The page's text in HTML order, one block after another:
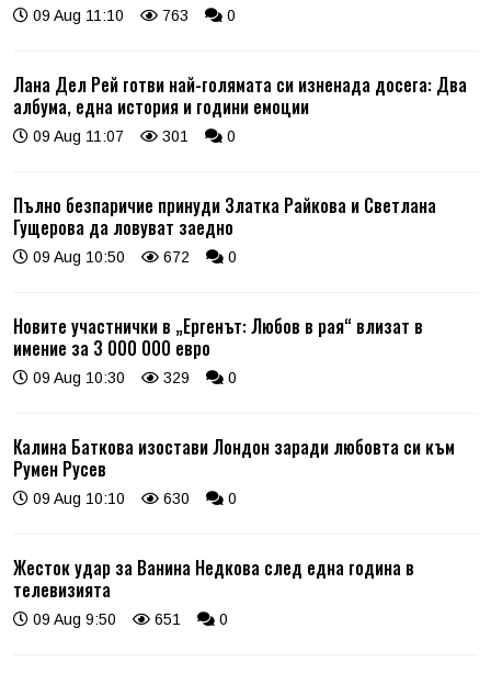
09 Aug 11:10 763 0
Лана Дел Рей готви най-голямата си изненада досега: Два
албума, една история и години емоции
09 Aug 11:07 301 0
Пълно безпаричие принуди Златка Райкова и Светлана
Гущерова да ловуват заедно
09 Aug 10:50 672 0
Новите участнички в „Ергенът: Любов в рая“ влизат в
имение за 3 000 000 евро
09 Aug 10:30 329 0
Калина Баткова изостави Лондон заради любовта си към
Румен Русев
09 Aug 10:10 630 0
Жесток удар за Ванина Недкова след една година в
телевизията
09 Aug 9:50 651 0